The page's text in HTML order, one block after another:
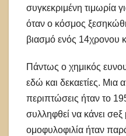
συγκεκριμένη τιμωρία
όταν ο κόσμος
βιασμό ενός 14χρονου
Πάντως ο χημικός
εδώ και δεκαετίες. Μια
περιπτώσεις ήταν το
συλληφθεί να κάνει
ομοφυλοφιλία ήταν